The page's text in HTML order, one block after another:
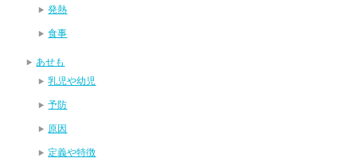
発熱
食事
あせも
乳児や幼児
予防
原因
定義や特徴